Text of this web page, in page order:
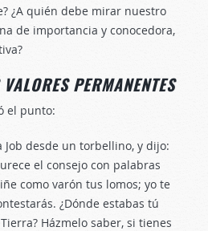
¿A quién debe mirar nuestro
de importancia y conocedora,
PERMANENTES
el punto:
Job desde un torbellino, y dijo:
el consejo con palabras
como varón tus lomos; yo te
¿Dónde estabas tú
Házmelo saber, si tienes